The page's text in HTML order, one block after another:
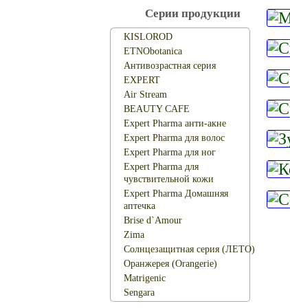
Серии продукции
KISLOROD
ETNObotanica
Антивозрастная серия
EXPERT
Air Stream
BEAUTY CAFЕ
Expert Pharma анти-акне
Expert Pharma для волос
Expert Pharma для ног
Expert Pharma для
чувствительной кожи
Expert Pharma Домашняя
аптечка
Brise d`Amour
Zima
Солнцезащитная серия (ЛЕТО)
Оранжерея (Orangerie)
Matrigenic
Sengara